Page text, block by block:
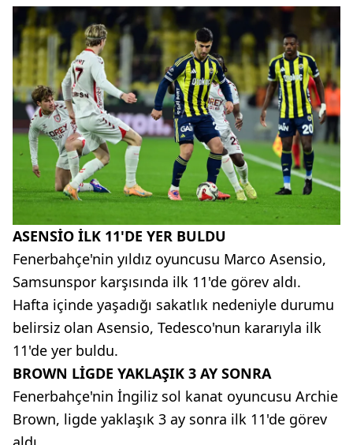
ASENSİO İLK 11'DE YER BULDU
Fenerbahçe'nin yıldız oyuncusu Marco Asensio,
Samsunspor karşısında ilk 11'de görev aldı.
Hafta içinde yaşadığı sakatlık nedeniyle durumu
belirsiz olan Asensio, Tedesco'nun kararıyla ilk
11'de yer buldu.
BROWN LİGDE YAKLAŞIK 3 AY SONRA
Fenerbahçe'nin İngiliz sol kanat oyuncusu Archie
Brown, ligde yaklaşık 3 ay sonra ilk 11'de görev